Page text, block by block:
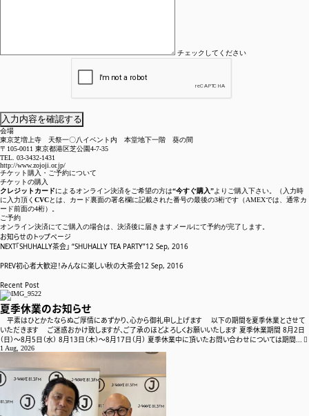
チェックしてください
会場
東京芝増上寺 天祭一〇八イベント内 本堂地下一階 葵の間
〒105-0011 東京都港区芝公園4-7-35
TEL. 03-3432-1431
http://www.zojoji.or.jp/
チケット購入・ご予約について
チケットの購入
クレジットカードによるオンライン決済をご希望の方は“今すぐ購入”よりご購入下さい。（入力時
に入力頂く CVCとは、カード裏面の署名欄に記載された番号の最後の3桁です（AMEXでは、通常カ
ード前面の4桁）。
ご予約
オンライン決済にてご購入の場合は、決済後に届きますメールにて予約が完了します。
お知らせのトップページ
NEXT「SHUHALLY茶会」 “SHUHALLY TEA PARTY”12 Sep, 2016
PREV初心者大歓迎！みんなに楽しい秋の大茶会12 Sep, 2016
Recent Post
夏季休業のお知らせ
平素はひとかたならぬご厚情にあずかり、心から御礼申し上げます 以下の期間を夏季休業とさせて
いただきます ご迷惑おかけ致しますが、ご了承のほどよろしくお願いいたします 夏季休業期間 8月2日
（日）〜8月5日（水） 8月13日（木）〜8月17日（月） 夏季休業中に頂いたお問い合わせについては期間...
1 Aug, 2026
ホーム
お知らせ
SHUHALLYについて
裏千家茶道教室
茶室
京都真葛焼 宮川香斎家「跡見花月茶会」
2018. 10 / 27 (土) 〜 2018. 10 / 28 (日)
会場 真葛宮川香齋宅「尚古軒」
SHUHALLY季節の茶会
ほてる雅叙園東京で開催中の 和のあかり×百段階段 にて ねぶた礼賛
茶会を開催致しました。 迫力あるねぶたとそのあかりを反射する床 光
と共鳴するような茶道具を中心に使い 一服差し上げました。 多くのお
おります。 是非足をお運び下...